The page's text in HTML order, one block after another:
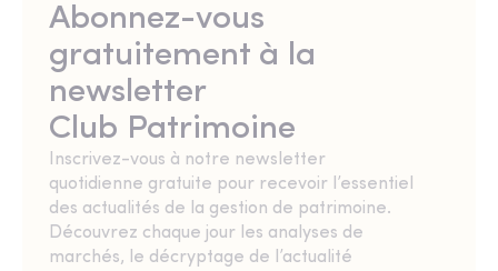
Abonnez-vous
gratuitement à la
newsletter
Club Patrimoine
Inscrivez-vous à notre newsletter
quotidienne gratuite pour recevoir l’essentiel
des actualités de la gestion de patrimoine.
Découvrez chaque jour les analyses de
marchés, le décryptage de l’actualité